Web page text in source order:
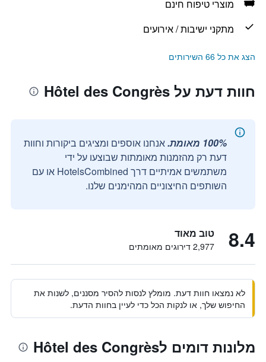
מוצרי טיפוח חינם
מתקני ישיבות / אירועים
הצג את כל 66 השירותים
חוות דעת על Hôtel des Congrès
100% מאומת.
אנחנו אוספים ומציגים ביקורות וחוות
דעת רק מהזמנות מאומתות שבוצעו על ידי
משתמשים אמיתיים דרך HotelsCombined או עם
השותפים החיצוניים המהימנים שלנו.
8.4 טוב מאוד
2,977 דירוגים מאומתים
לא נמצאו חוות דעת. מומלץ לנסות להסיר מסננים, לשנות את
החיפוש שלך, או לנקות הכל כדי לעיין בחוות הדעת.
מלונות דומים לHôtel des Congrès